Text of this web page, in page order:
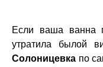
Если ваша ванна
утратила былой
Солоницевка по